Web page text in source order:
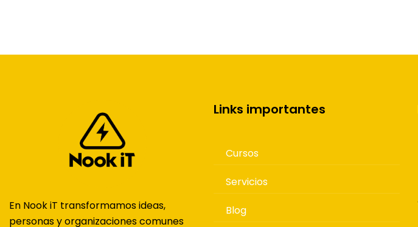
En Nook iT transformamos ideas,
personas y organizaciones comunes
Links importantes
Cursos
Servicios
Blog